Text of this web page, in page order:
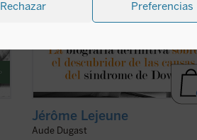
Rechazar Preferencias
Jérôme Lejeune
Aude Dugast